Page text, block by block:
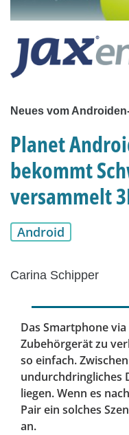
Neues vom
Planet
bekommt
versammelt
Android
Carina Schipper
Das Smartphone
Zubehörgerät zu
so einfach.
undurchdringliches
liegen. Wenn es
Pair ein solches
an.